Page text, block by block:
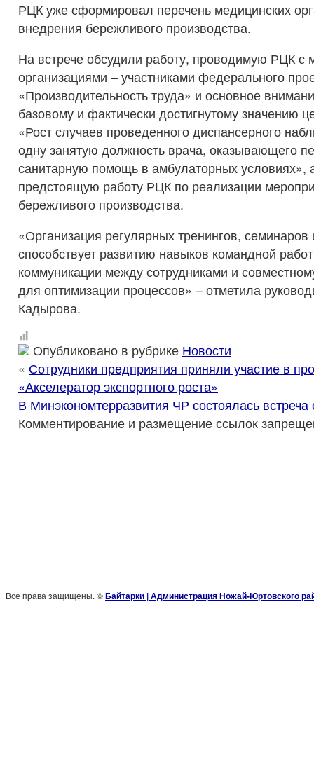
РЦК уже сформировал перечень медицинских
внедрения бережливого производства.
На встрече обсудили работу, проводимую РЦК с
организациями – участниками федерального
«Производительность труда» и основное
базовому и фактически достигнутому значению
«Рост случаев проведенного диспансерного
одну занятую должность врача, оказывающего
санитарную помощь в амбулаторных условиях»,
предстоящую работу РЦК по реализации
бережливого производства.
«Организация регулярных тренингов, семинаров
способствует развитию навыков командной
коммуникации между сотрудниками и
для оптимизации процессов» – отметила
Кадырова.
Опубликовано в рубрике Новости
« Сотрудники предприятия приняли участие в
«Акселератор экспортного роста»
В Минэкономтерразвития ЧР состоялась
Комментирование и размещение ссылок
Все права защищены. ©Байтарки | Администрация Ножай-Юртовского